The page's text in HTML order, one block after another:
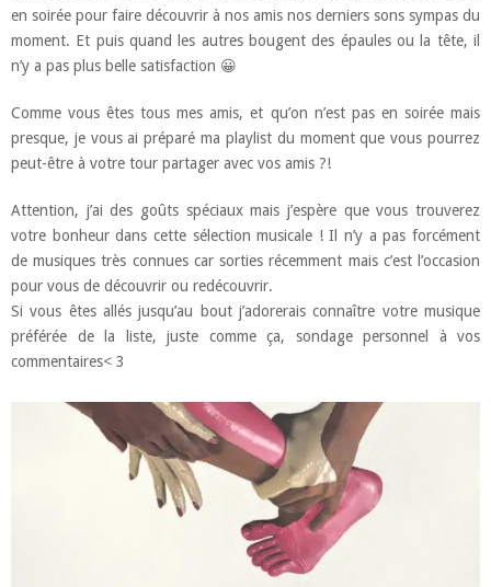
en soirée pour faire découvrir à nos amis nos derniers sons sympas du
moment. Et puis quand les autres bougent des épaules ou la tête, il
n’y a pas plus belle satisfaction 😀
Comme vous êtes tous mes amis, et qu’on n’est pas en soirée mais
presque, je vous ai préparé ma playlist du moment que vous pourrez
peut-être à votre tour partager avec vos amis ?!
Attention, j’ai des goûts spéciaux mais j’espère que vous trouverez
votre bonheur dans cette sélection musicale ! Il n’y a pas forcément
de musiques très connues car sorties récemment mais c’est l’occasion
pour vous de découvrir ou redécouvrir.
Si vous êtes allés jusqu’au bout j’adorerais connaître votre musique
préférée de la liste, juste comme ça, sondage personnel à vos
commentaires< 3